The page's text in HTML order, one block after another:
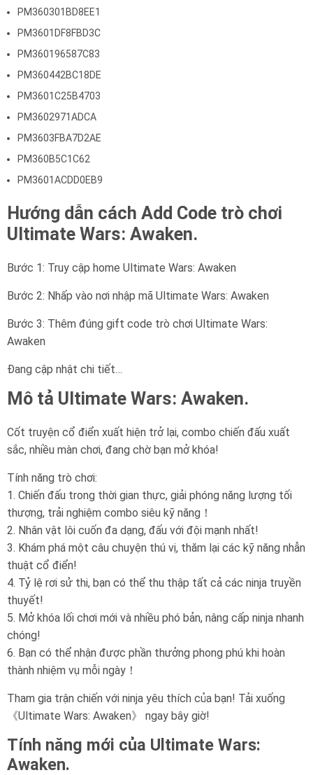
PM360301BD8EE1
PM3601DF8FBD3C
PM360196587C83
PM360442BC18DE
PM3601C25B4703
PM3602971ADCA
PM3603FBA7D2AE
PM360B5C1C62
PM3601ACDD0EB9
Hướng dẫn cách Add Code trò chơi
Ultimate Wars: Awaken.
Bước 1: Truy cập home Ultimate Wars: Awaken
Bước 2: Nhấp vào nơi nhập mã Ultimate Wars: Awaken
Bước 3: Thêm đúng gift code trò chơi Ultimate Wars:
Awaken
Đang cập nhật chi tiết…
Mô tả Ultimate Wars: Awaken.
Cốt truyện cổ điển xuất hiện trở lại, combo chiến đấu xuất
sắc, nhiều màn chơi, đang chờ bạn mở khóa!
Tính năng trò chơi:
1. Chiến đấu trong thời gian thực, giải phóng năng lượng tối
thượng, trải nghiệm combo siêu kỹ năng！
2. Nhân vật lôi cuốn đa dạng, đấu với đội mạnh nhất!
3. Khám phá một câu chuyện thú vị, thăm lại các kỹ năng nhẫn
thuật cổ điển!
4. Tỷ lệ rơi sử thi, bạn có thể thu thập tất cả các ninja truyền
thuyết!
5. Mở khóa lối chơi mới và nhiều phó bản, nâng cấp ninja nhanh
chóng!
6. Bạn có thể nhận được phần thưởng phong phú khi hoàn
thành nhiệm vụ mỗi ngày！
Tham gia trận chiến với ninja yêu thích của bạn! Tải xuống
《Ultimate Wars: Awaken》 ngay bây giờ!
Tính năng mới của Ultimate Wars:
Awaken.